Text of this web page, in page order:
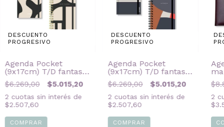
DESCUENTO
PROGRESIVO
Agenda Pocket
(9x17cm) T/D fantasía
ELEGANT
$6.269,00 $5.015,20
2 cuotas sin interés de
$2.507,60
COMPRAR
DESCUENTO
PROGRESIVO
Agenda Pocket
(9x17cm) T/D fantasía
URBAN
$6.269,00 $5.015,20
2 cuotas sin interés de
$2.507,60
COMPRAR
2